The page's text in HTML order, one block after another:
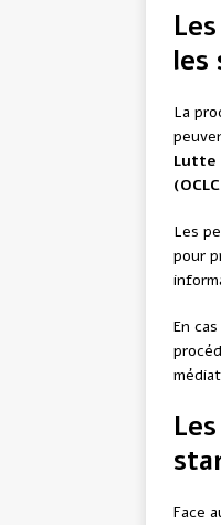
les
La
Lutte
Les
pour
En
Face